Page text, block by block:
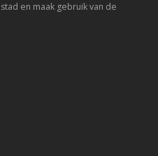
en maak gebruik van de